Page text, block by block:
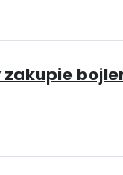
zakupie